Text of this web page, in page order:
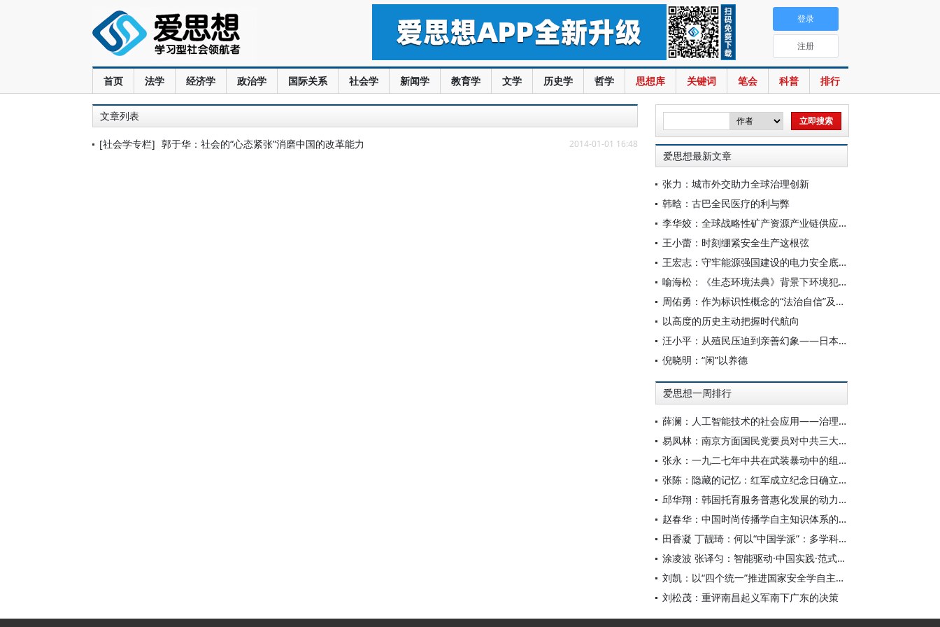
首页 法学 经济学 政治学 国际关系 社会学 新闻学 教育学 文学 历史学 哲学 思想库 关键词 笔会 科普 排行
登录
注册
文章列表
[社会学专栏] 郭于华：社会的“心态紧张”消磨中国的改革能力 2014-01-01 16:48
爱思想最新文章
张力：城市外交助力全球治理创新
韩晗：古巴全民医疗的利与弊
李华姣：全球战略性矿产资源产业链供应链博弈态势
王小蕾：时刻绷紧安全生产这根弦
王宏志：守牢能源强国建设的电力安全底线
喻海松：《生态环境法典》背景下环境犯罪惩防结合刑事政策的确立
周佑勇：作为标识性概念的“法治自信”及其时代意蕴
以高度的历史主动把握时代航向
汪小平：从殖民压迫到亲善幻象——日本殖民统治台湾时期的罪行与谎言
倪晓明：“闲”以养德
爱思想一周排行
薛澜：人工智能技术的社会应用——治理挑战
易凤林：南京方面国民党要员对中共三大起义的反应
张永：一九二七年中共在武装暴动中的组织转型
张陈：隐藏的记忆：红军成立纪念日确立前中共对南昌起义的纪念
邱华翔：韩国托育服务普惠化发展的动力机制、制度路径与政策效应
赵春华：中国时尚传播学自主知识体系的内在逻辑与实践路径
田香凝 丁靓琦：何以“中国学派”：多学科视野下中国特色新闻传播学建设的研究
涂凌波 张译匀：智能驱动·中国实践·范式创新：“构建中国新闻传播学自主知识体系”专题研讨会综述
刘凯：以“四个统一”推进国家安全学自主知识体系构建
刘松茂：重评南昌起义军南下广东的决策